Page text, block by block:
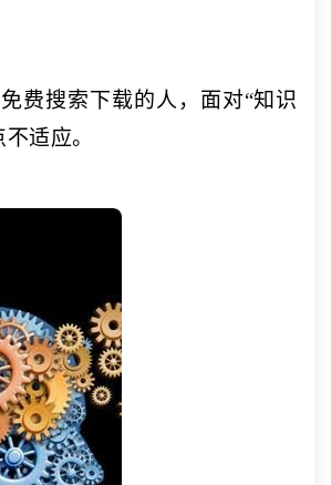
费搜索下载的人，面对“知识
适应。